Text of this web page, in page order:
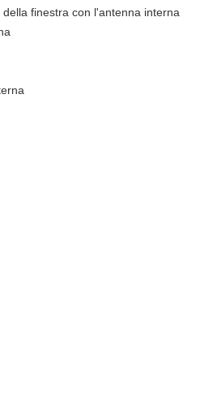
finestra con l'antenna interna